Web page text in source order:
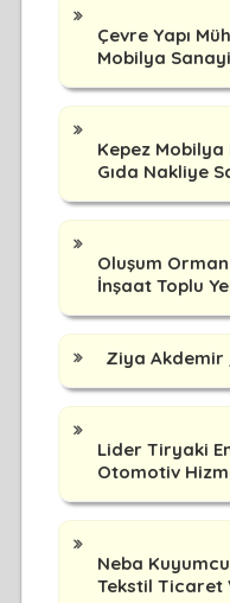
Çevre Yapı
Mobilya
Kepez Mobilya
Gıda Nakliye
Oluşum
İnşaat Toplu
Ziya
Lider Tiryaki
Otomotiv
Neba
Tekstil Ticaret